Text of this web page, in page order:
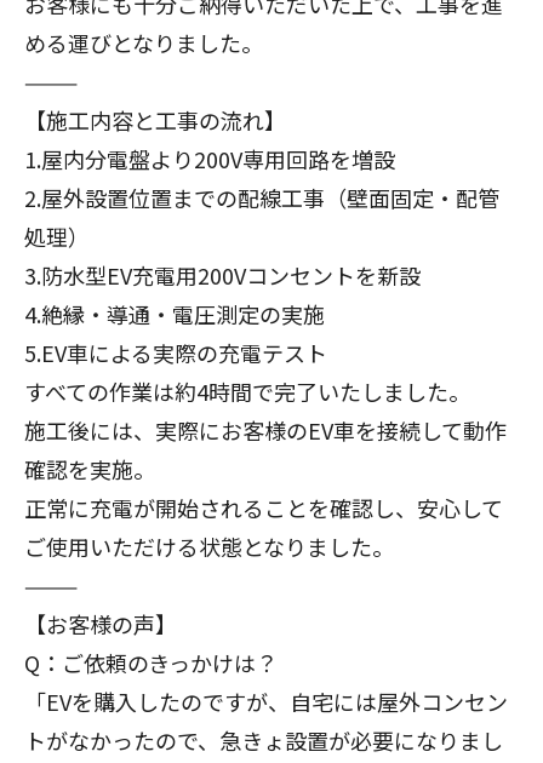
める運びとなりました。
⸻
【施工内容と工事の流れ】
1.屋内分電盤より200V専用回路を増設
2.屋外設置位置までの配線工事（壁面固定・配管
処理）
3.防水型EV充電用200Vコンセントを新設
4.絶縁・導通・電圧測定の実施
5.EV車による実際の充電テスト
すべての作業は約4時間で完了いたしました。
施工後には、実際にお客様のEV車を接続して動作
確認を実施。
正常に充電が開始されることを確認し、安心して
ご使用いただける状態となりました。
⸻
【お客様の声】
Q：ご依頼のきっかけは？
「EVを購入したのですが、自宅には屋外コンセン
トがなかったので、急きょ設置が必要になりまし